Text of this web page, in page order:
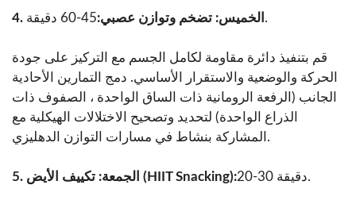
4. الخميس: تضخم وتوازن عصبي: 45-60 دقيقة.
قم بتنفيذ دائرة مقاومة لكامل الجسم مع التركيز على جودة
الحركة والوضعية والاستقرار الأساسي. دمج التمارين الأحادية
الجانب (الرفعة الرومانية ذات الساق الواحدة ، الصفوف ذات
الذراع الواحدة) لتحديد وتصحيح الاختلالات الهيكلية مع
المشاركة بنشاط في مسارات التوازن الدهليزي.
5. الجمعة: تكييف الأيض (HIIT Snacking): 20-30 دقيقة.